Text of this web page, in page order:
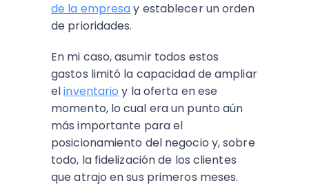
de la empresay establecer un orden
de prioridades.
En mi caso, asumir todos estos
gastos limitó la capacidad de ampliar
elinventario y la oferta en ese
momento, lo cual era un punto aún
más importante para el
posicionamiento del negocio y, sobre
todo, la fidelización de los clientes
que atrajo en sus primeros meses.